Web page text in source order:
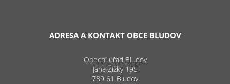
ADRESA A KONTAKT OBCE BLUDOV
Obecní úřad Bludov
Jana Žižky 195
789 61 Bludov